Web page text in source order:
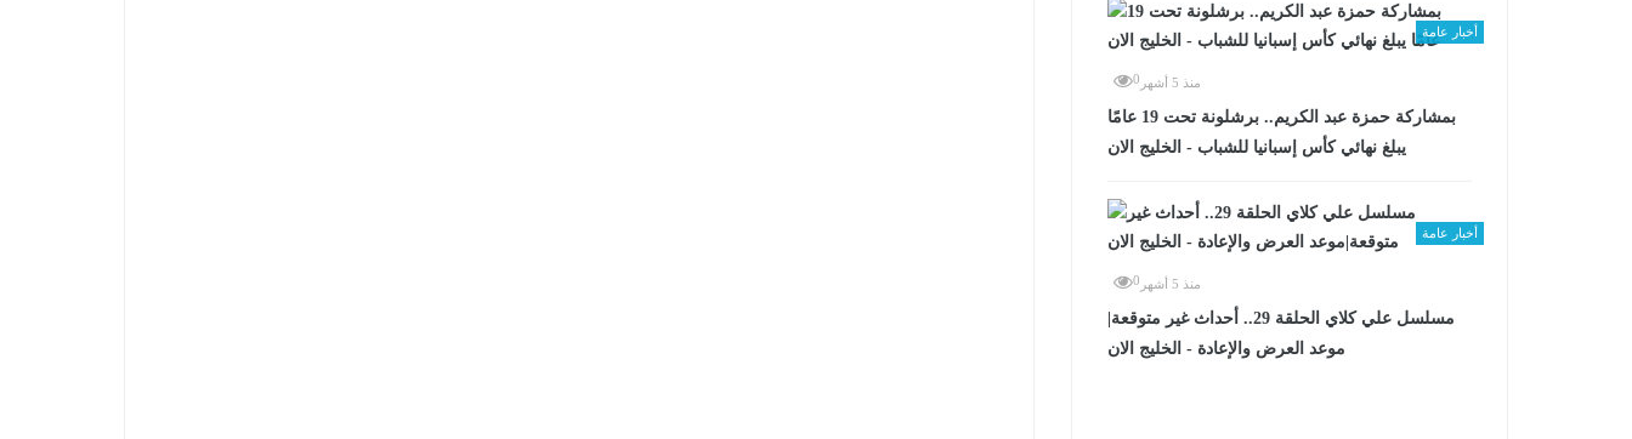
أخبار عامة
منذ 5 أشهر 0
بمشاركة حمزة عبد الكريم.. برشلونة تحت 19 عامًا
يبلغ نهائي كأس إسبانيا للشباب - الخليج الان
أخبار عامة
منذ 5 أشهر 0
مسلسل علي كلاي الحلقة 29.. أحداث غير متوقعة|
موعد العرض والإعادة - الخليج الان